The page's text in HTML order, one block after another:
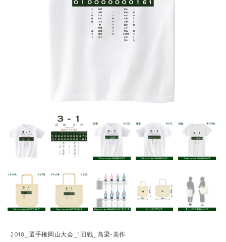
2018_選手権岡山大会_1回戦_高梁-美作